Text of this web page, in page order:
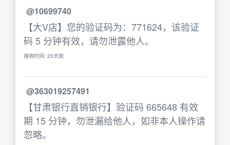
@10699740
【大V店】您的验证码为：771624，该验证
码 5 分钟有效，请勿泄露他人。
接收时间: 25天前
@363019257491
【甘肃银行直销银行】验证码 665648 有效
期 15 分钟，勿泄漏给他人，如非本人操作请
忽略。